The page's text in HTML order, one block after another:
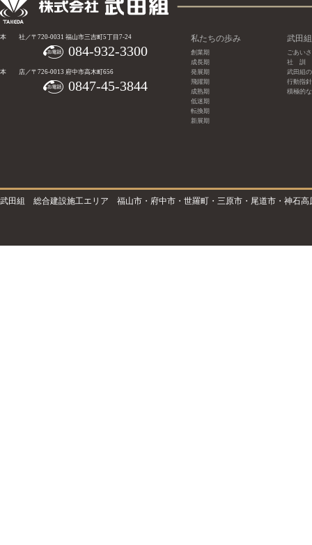
本 社／〒720-0031 福山市三吉町5丁目7-24
084-932-3300
本 店／〒726-0013 府中市高木町656
0847-45-3844
私たちの歩み
創業期
成長期
発展期
飛躍期
成熟期
低迷期
転換期
新展期
武田
ごあい
社 訓
武田組
行動指針
積極的
武田組 総合建設施工エリア 福山市・府中市・世羅町・三原市・尾道市・神石高